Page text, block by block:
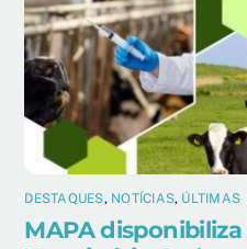
DESTAQUES, NOTÍCIAS, ÚLTIMAS
MAPA